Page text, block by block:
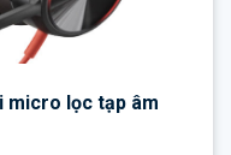
micro lọc tạp âm